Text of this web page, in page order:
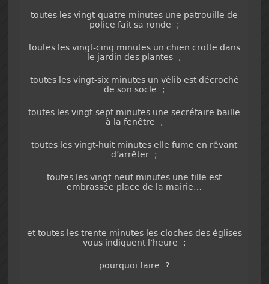
toutes les vingt-quatre minutes une patrouille de
police fait sa ronde ;
toutes les vingt-cinq minutes un chien crotte dans
le jardin des plantes ;
toutes les vingt-six minutes un vélib est décroché
de son socle ;
toutes les vingt-sept minutes une secrétaire baille
à la fenêtre ;
toutes les vingt-huit minutes elle fume en rêvant
d’arrêter ;
toutes les vingt-neuf minutes une fille est
embrassée place de la mairie…
et toutes les trente minutes les cloches des églises
vous indiquent l’heure ;
pourquoi faire ?